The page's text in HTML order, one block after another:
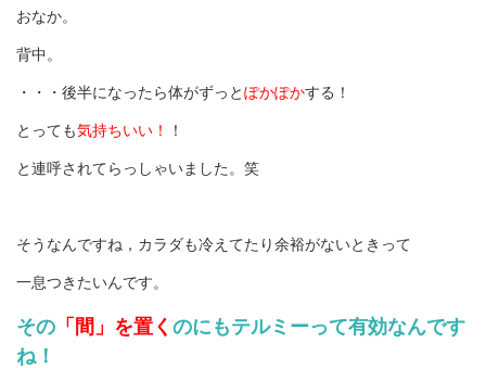
おなか。
背中。
・・・後半になったら体がずっとぽかぽかする！
とっても気持ちいい！ ！
と連呼されてらっしゃいました。笑
そうなんですね，カラダも冷えてたり余裕がないときって
一息つきたいんです。
その 「間」を置く のにもテルミーって有効なんです
ね！